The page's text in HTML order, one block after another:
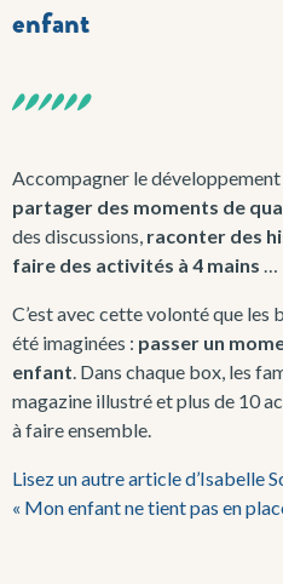
enfant
Accompagner le développement
partager des moments de
des discussions, raconter des
faire des activités à 4 mains …
C’est avec cette volonté que les
été imaginées : passer un
enfant. Dans chaque box, les
magazine illustré et plus de 10
à faire ensemble.
Lisez un autre article d’Isabelle
« Mon enfant ne tient pas en